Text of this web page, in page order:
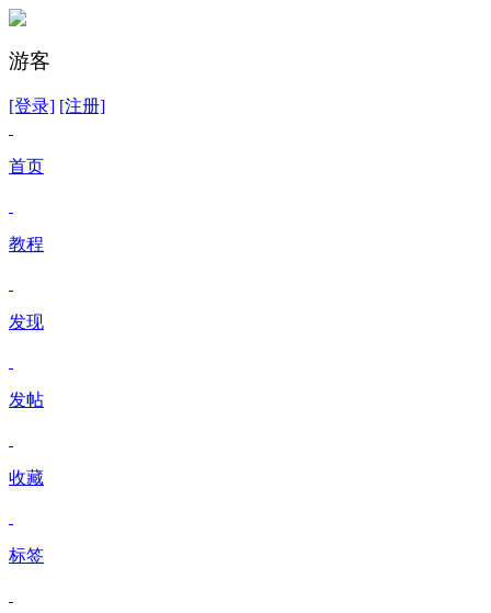
游客
[登录] [注册]
首页
教程
发现
发帖
收藏
标签